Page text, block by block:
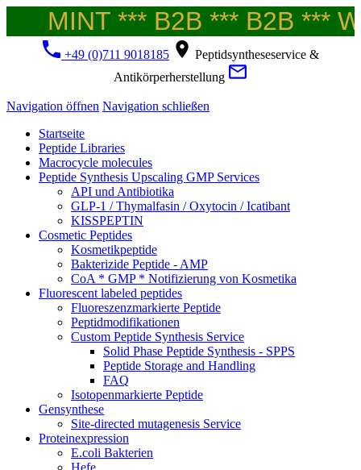
MINT *** B2B *** B2B ***
+49 (0)711 9018185
Peptidsyntheseservice &
Antikörperherstellung
Navigation öffnen Navigation schließen
Startseite
Peptide Libraries
Macrocycle molecules
Peptide Synthesis Upscaling GMP Services
API und Antibiotika
GLP-1 / Thymalfasin / Oxytocin / Icatibant
KISSPEPTIN
Cosmetic Peptides
Kosmetikpeptide
Bakterizide Peptide - AMP
CoA * GMP * Notifizierung von Kosmetika
Fluorescent labeled peptides
Fluoreszenzmarkierte Peptide
Peptidmodifikationen
Custom Peptide Synthesis Service
Solid Phase Peptide Synthesis - SPPS
Peptide Storage and Handling
FAQ
Isotopenmarkierte Peptide
Gensynthese
Site-directed mutagenesis Service
Proteinexpression
E.coli Bakterien
Hefe